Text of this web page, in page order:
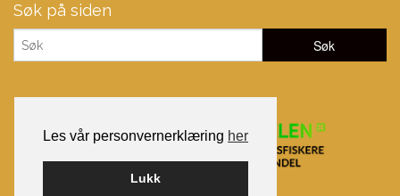
Les vår personvernerklæring her
Lukk
Søk på siden